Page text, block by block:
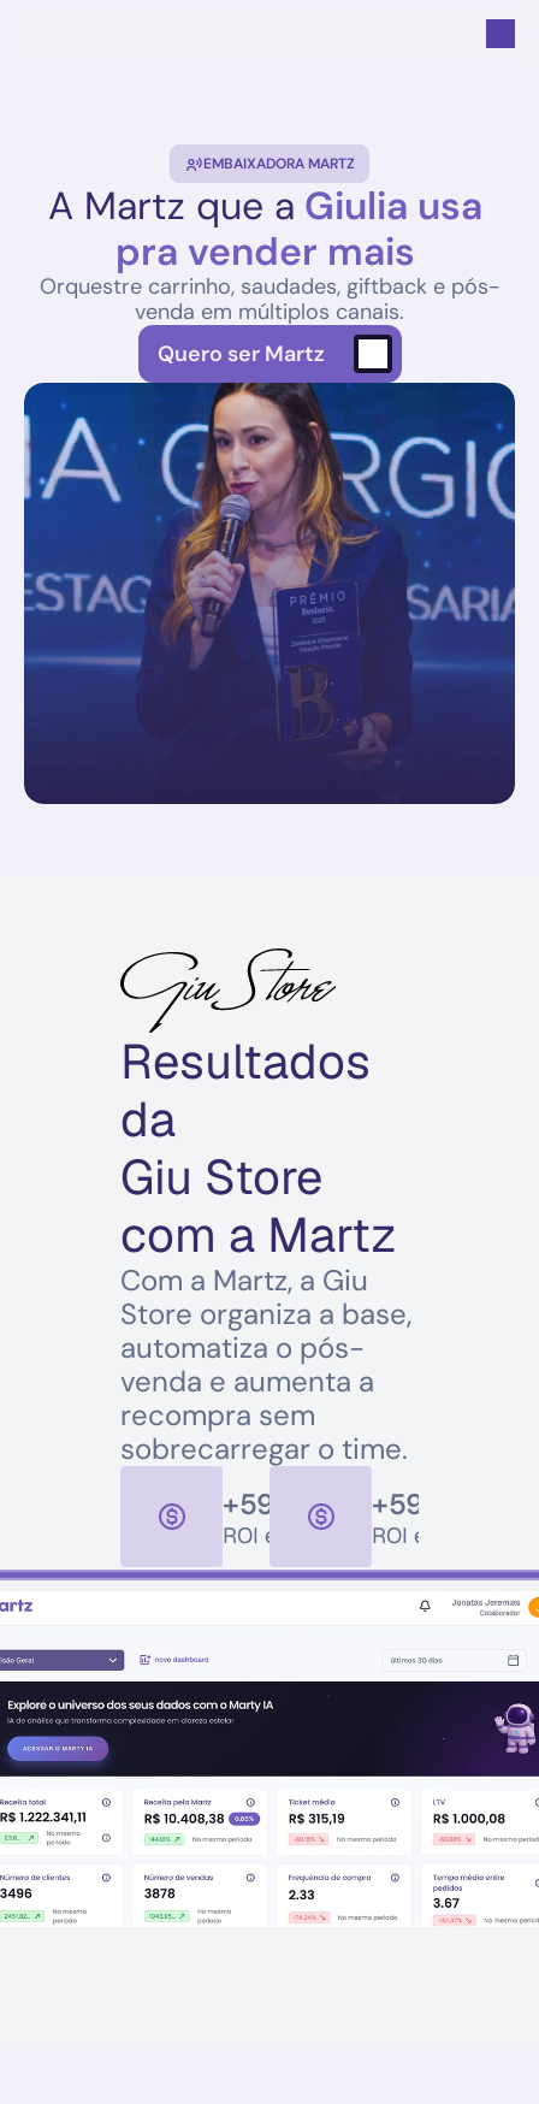
EMBAIXADORA MARTZ
A Martz que a Giulia usa
pra vender mais
Orquestre carrinho, saudades, giftback e pós-
venda em múltiplos canais.
Quero ser Martz
Resultados
da
Giu Store
com a Martz
Com a Martz, a Giu
Store organiza a base,
automatiza o pós-
venda e aumenta a
recompra sem
sobrecarregar o time.
+599 %
ROI em uma única ação.
+599
ROI em uma